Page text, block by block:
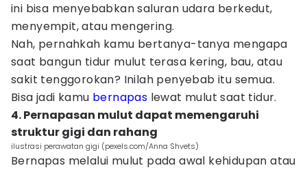
ini bisa menyebabkan saluran udara berkedut,
menyempit, atau mengering.
Nah, pernahkah kamu bertanya-tanya mengapa
saat bangun tidur mulut terasa kering, bau, atau
sakit tenggorokan? Inilah penyebab itu semua.
Bisa jadi kamu bernapas lewat mulut saat tidur.
4. Pernapasan mulut dapat memengaruhi
struktur gigi dan rahang
ilustrasi perawatan gigi (pexels.com/Anna Shvets)
Bernapas melalui mulut pada awal kehidupan atau